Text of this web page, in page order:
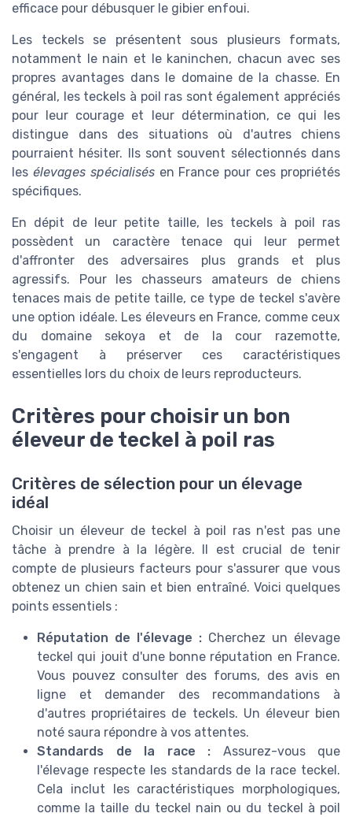
efficace pour débusquer le gibier enfoui.
Les teckels se présentent sous plusieurs formats,
notamment le nain et le kaninchen, chacun avec ses
propres avantages dans le domaine de la chasse. En
général, les teckels à poil ras sont également appréciés
pour leur courage et leur détermination, ce qui les
distingue dans des situations où d'autres chiens
pourraient hésiter. Ils sont souvent sélectionnés dans
les élevages spécialisésen France pour ces propriétés
spécifiques.
En dépit de leur petite taille, les teckels à poil ras
possèdent un caractère tenace qui leur permet
d'affronter des adversaires plus grands et plus
agressifs. Pour les chasseurs amateurs de chiens
tenaces mais de petite taille, ce type de teckel s'avère
une option idéale. Les éleveurs en France, comme ceux
du domaine sekoya et de la cour razemotte,
s'engagent à préserver ces caractéristiques
essentielles lors du choix de leurs reproducteurs.
Critères pour choisir un bon
éleveur de teckel à poil ras
Critères de sélection pour un élevage
idéal
Choisir un éleveur de teckel à poil ras n'est pas une
tâche à prendre à la légère. Il est crucial de tenir
compte de plusieurs facteurs pour s'assurer que vous
obtenez un chien sain et bien entraîné. Voici quelques
points essentiels :
Réputation de l'élevage : Cherchez un élevage
teckel qui jouit d'une bonne réputation en France.
Vous pouvez consulter des forums, des avis en
ligne et demander des recommandations à
d'autres propriétaires de teckels. Un éleveur bien
noté saura répondre à vos attentes.
Standards de la race : Assurez-vous que
l'élevage respecte les standards de la race teckel.
Cela inclut les caractéristiques morphologiques,
comme la taille du teckel nain ou du teckel à poil